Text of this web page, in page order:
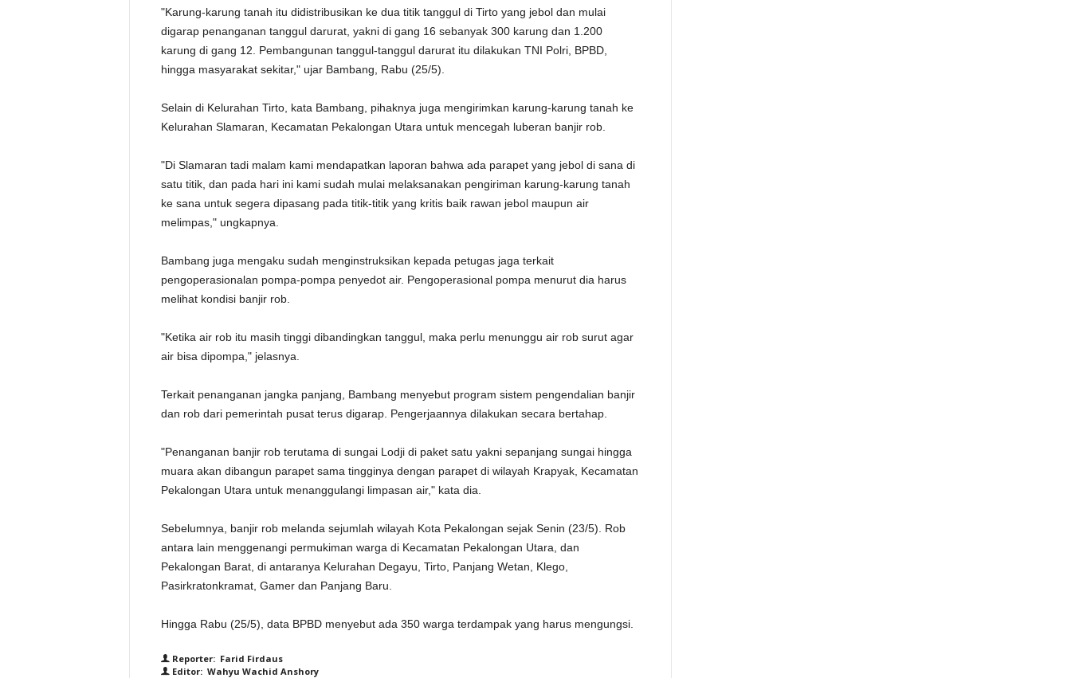
"Karung-karung tanah itu didistribusikan ke dua titik tanggul di Tirto yang jebol dan mulai
digarap penanganan tanggul darurat, yakni di gang 16 sebanyak 300 karung dan 1.200
karung di gang 12. Pembangunan tanggul-tanggul darurat itu dilakukan TNI Polri, BPBD,
hingga masyarakat sekitar," ujar Bambang, Rabu (25/5).
Selain di Kelurahan Tirto, kata Bambang, pihaknya juga mengirimkan karung-karung tanah ke
Kelurahan Slamaran, Kecamatan Pekalongan Utara untuk mencegah luberan banjir rob.
"Di Slamaran tadi malam kami mendapatkan laporan bahwa ada parapet yang jebol di sana di
satu titik, dan pada hari ini kami sudah mulai melaksanakan pengiriman karung-karung tanah
ke sana untuk segera dipasang pada titik-titik yang kritis baik rawan jebol maupun air
melimpas," ungkapnya.
Bambang juga mengaku sudah menginstruksikan kepada petugas jaga terkait
pengoperasionalan pompa-pompa penyedot air. Pengoperasional pompa menurut dia harus
melihat kondisi banjir rob.
"Ketika air rob itu masih tinggi dibandingkan tanggul, maka perlu menunggu air rob surut agar
air bisa dipompa," jelasnya.
Terkait penanganan jangka panjang, Bambang menyebut program sistem pengendalian banjir
dan rob dari pemerintah pusat terus digarap. Pengerjaannya dilakukan secara bertahap.
"Penanganan banjir rob terutama di sungai Lodji di paket satu yakni sepanjang sungai hingga
muara akan dibangun parapet sama tingginya dengan parapet di wilayah Krapyak, Kecamatan
Pekalongan Utara untuk menanggulangi limpasan air," kata dia.
Sebelumnya, banjir rob melanda sejumlah wilayah Kota Pekalongan sejak Senin (23/5). Rob
antara lain menggenangi permukiman warga di Kecamatan Pekalongan Utara, dan
Pekalongan Barat, di antaranya Kelurahan Degayu, Tirto, Panjang Wetan, Klego,
Pasirkratonkramat, Gamer dan Panjang Baru.
Hingga Rabu (25/5), data BPBD menyebut ada 350 warga terdampak yang harus mengungsi.
Reporter: Farid Firdaus
Editor: Wahyu Wachid Anshory